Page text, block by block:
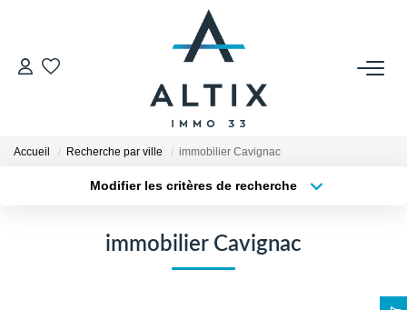
VENDRE
Honoraires
Biens Vendus
Accueil Recherche par ville immobilier Cavignac
Modifier les critères de recherche
immobilier Cavignac